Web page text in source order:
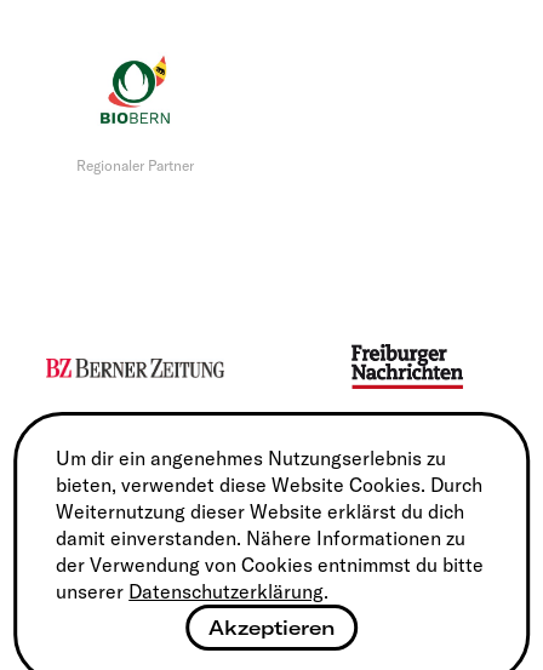
Regionaler Partner
Um dir ein angenehmes Nutzungserlebnis zu
bieten, verwendet diese Website Cookies. Durch
Weiternutzung dieser Website erklärst du dich
damit einverstanden. Nähere Informationen zu
der Verwendung von Cookies entnimmst du bitte
unserer Datenschutzerklärung.
Akzeptieren